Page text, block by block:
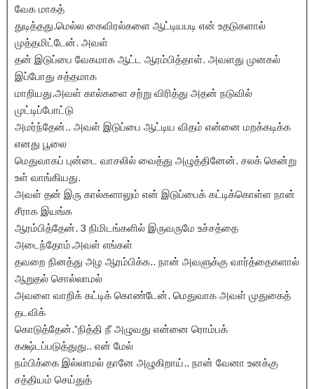
வேக மாகத்
துடித்தது.மெல்ல கைவிரல்களை ஆட்டியபடி என் உதடுகளால்
முத்தமிட்டேன். அவள்
தன் இடுப்பை வேகமாக ஆட்ட ஆரம்பித்தாள். அவளது முனகல்
இப்போது சத்தமாக
மாறியது.அவள் கால்களை சற்று விரித்து அதன் நடுவில்
முட்டிப்போட்டு
அமர்ந்தேன்.. அவள் இடுப்பை ஆட்டிய விதம் என்னை மறக்கடிக்க
எனது பூலை
மெதுவாகப் புன்டை வாசலில் வைத்து அழுத்தினேன். சலக் கென்று
உள் வாங்கியது.
அவள் தன் இரு கால்களாலும் என் இடுப்பைக் கட்டிக்கொள்ள நான்
சீராக இயங்க
ஆரம்பித்தேன். 3 நிமிடங்களில் இருவருமே உச்சத்தை
அடைந்தோம்.அவள் எங்கள்
தவறை நினத்து அழ ஆரம்பிக்க.. நான் அவளுக்கு வார்த்தைகளால்
ஆறுதல் சொல்லாமல்
அவளை வாறிக் கட்டிக் கொண்டேன். மெதுவாக அவள் முதுகைத்
தடவிக்
கொடுத்தேன்.”நித்தி நீ அழுவது என்னை ரொம்பக்
கக்ஷ்டப்படுத்துது.. என் மேல்
நம்பிக்கை இல்லாமல் தானே அழுகிறாய்.. நான் வேனா உனக்கு
சத்தியம் செய்துத்